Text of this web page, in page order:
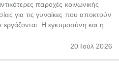
παροχές κοινωνικής
για τις γυναίκες που αποκτούν
εργάζονται. Η εγκυμοσύνη και η
περίοδος στη ζωή κάθε20 Ιούλ 2026